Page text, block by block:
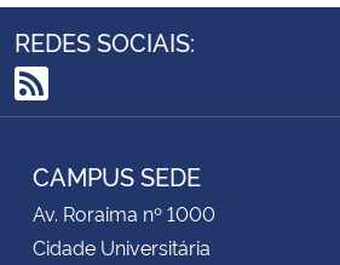
REDES SOCIAIS:
RSS
CAMPUS SEDE
Av. Roraima nº 1000
Cidade Universitária